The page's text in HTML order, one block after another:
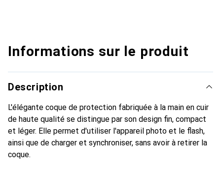
Informations sur le produit
Description
L'élégante coque de protection fabriquée à la main en cuir
de haute qualité se distingue par son design fin, compact
et léger. Elle permet d'utiliser l'appareil photo et le flash,
ainsi que de charger et synchroniser, sans avoir à retirer la
coque.